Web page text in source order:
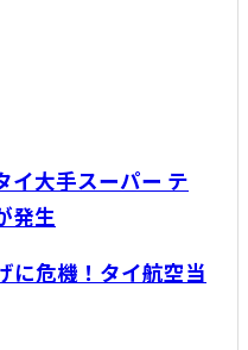
イ大手スーパー テ
発生
に危機！タイ航空当